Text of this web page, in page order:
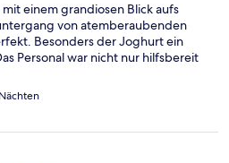
einem grandiosen Blick aufs
von atemberaubenden
Besonders der Joghurt ein
Personal war nicht nur hilfsbereit